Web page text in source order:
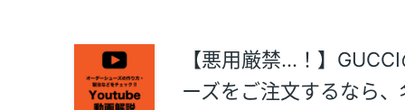
【悪用厳禁…！】
ーズをご注文するなら